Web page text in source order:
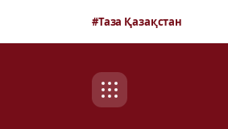
#Таза Қазақстан